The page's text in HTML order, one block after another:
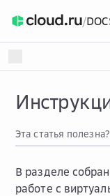
/
Эта статья полезна?
В разделе
работе с